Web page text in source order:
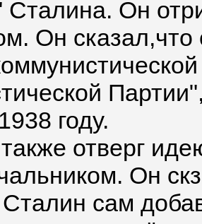
Сталина. Он
Он
году.
отверг
Он
сам